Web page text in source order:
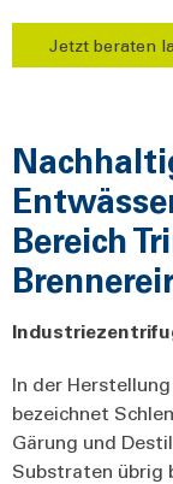
Jetzt beraten
Bereich
In der
bezeichnet
Gärung und
Substraten übrig